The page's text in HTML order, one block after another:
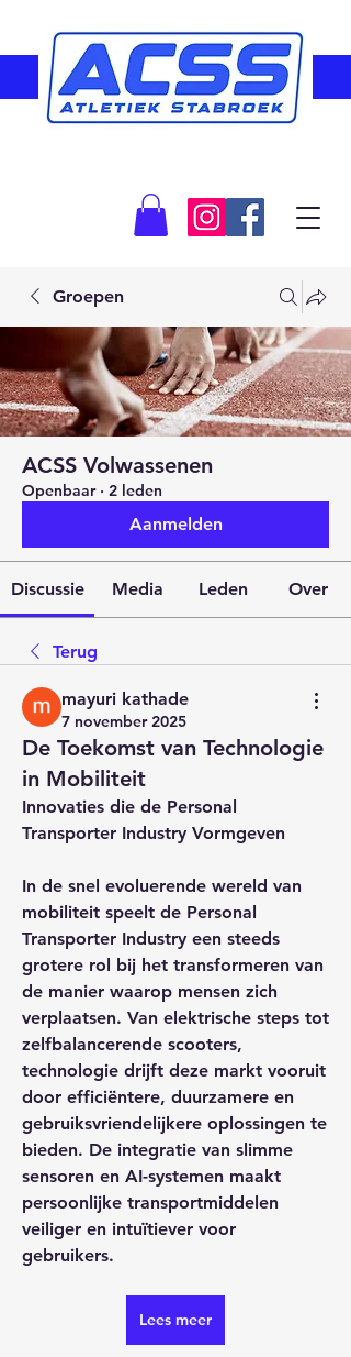
Groepen
ACSS Volwassenen
Openbaar · 2 leden
Aanmelden
Discussie Media Leden Over
Terug
mayuri kathade
7 november 2025
De Toekomst van Technologie
in Mobiliteit
Innovaties die de Personal
Transporter Industry Vormgeven
In de snel evoluerende wereld van
mobiliteit speelt de Personal
Transporter Industry een steeds
grotere rol bij het transformeren van
de manier waarop mensen zich
verplaatsen. Van elektrische steps tot
zelfbalancerende scooters,
technologie drijft deze markt vooruit
door efficiëntere, duurzamere en
gebruiksvriendelijkere oplossingen te
bieden. De integratie van slimme
sensoren en AI-systemen maakt
persoonlijke transportmiddelen
veiliger en intuïtiever voor
gebruikers.
Lees meer